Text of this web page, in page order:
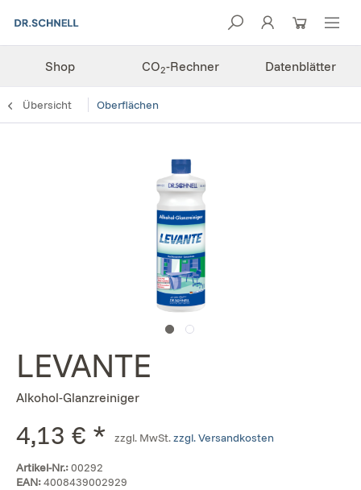
Shop CO2-Rechner Datenblätter
Übersicht Oberflächen
LEVANTE
Alkohol-Glanzreiniger
4,13 € * zzgl. MwSt.zzgl. Versandkosten
Artikel-Nr.:00292
EAN:4008439002929